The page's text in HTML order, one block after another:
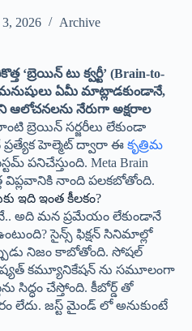
2026 Archive
‘బ్రెయిన్ టు క్వర్టీ’ (Brain-to-
ఏమీ మాట్లాడకుండానే,
నేరుగా అక్షరాల
బ్రెయిన్ సర్జరీలు లేకుండా
హెల్మెట్ ద్వారా ఈ కృత్రిమ
పనిచేస్తుంది. Meta Brain
విప్లవానికి నాంది పలకబోతోంది.
ఇది ఇంత కీలకం?
అది మన ప్రమేయం లేకుండానే
సైన్స్ ఫిక్షన్ సినిమాల్లో
నిజం కాబోతోంది. సోషల్
కమ్యూనికేషన్ ను సమూలంగా
సిద్ధం చేస్తోంది. కీబోర్డ్ తో
లేదు. జస్ట్ మైండ్ లో అనుకుంటే